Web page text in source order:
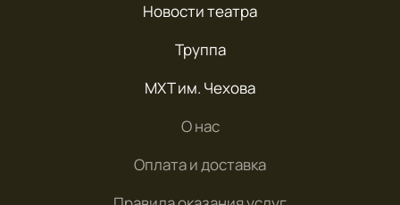
Новости театра
Труппа
МХТ им. Чехова
О нас
Оплата и доставка